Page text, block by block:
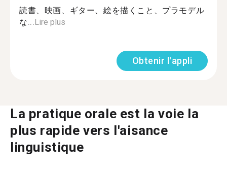
読書、映画、ギター、絵を描くこと、プラモデル
な... Lire plus
Obtenir l'appli
La pratique orale est la voie la
plus rapide vers l'aisance
linguistique